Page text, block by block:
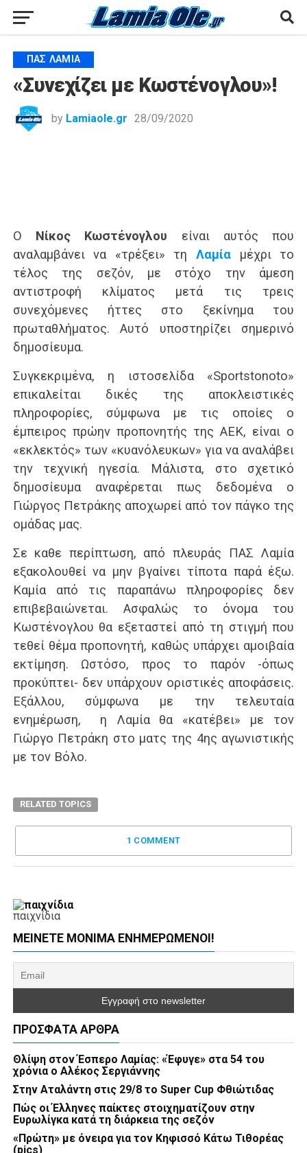
ΠΑΣ ΛΑΜΊΑ
«Συνεχίζει με Κωστένογλου»!
by Lamiaole.gr 28/09/2020
Ο Νίκος Κωστένογλου είναι αυτός που
αναλαμβάνει να «τρέξει» τηΛαμία μέχρι το
τέλος της σεζόν, με στόχο την άμεση
αντιστροφή κλίματος μετά τις τρεις
συνεχόμενες ήττες στο ξεκίνημα του
πρωταθλήματος. Αυτό υποστηρίζει σημερινό
δημοσίευμα.
Συγκεκριμένα, η ιστοσελίδα «Sportstonoto»
επικαλείται δικές της αποκλειστικές
πληροφορίες, σύμφωνα με τις οποίες ο
έμπειρος πρώην προπονητής της ΑΕΚ, είναι ο
«εκλεκτός» των «κυανόλευκων» για να αναλάβει
την τεχνική ηγεσία. Μάλιστα, στο σχετικό
δημοσίευμα αναφέρεται πως δεδομένα ο
Γιώργος Πετράκης αποχωρεί από τον πάγκο της
ομάδας μας.
Σε καθε περίπτωση, από πλευράς ΠΑΣ Λαμία
εξακολουθεί να μην βγαίνει τίποτα παρά έξω.
Καμία από τις παραπάνω πληροφορίες δεν
επιβεβαιώνεται. Ασφαλώς το όνομα του
Κωστένογλου θα εξεταστεί από τη στιγμή που
τεθεί θέμα προπονητή, καθώς υπάρχει αμοιβαία
εκτίμηση. Ωστόσο, προς το παρόν -όπως
προκύπτει- δεν υπάρχουν οριστικές αποφάσεις.
Εξάλλου, σύμφωνα με την τελευταία
ενημέρωση, η Λαμία θα «κατέβει» με τον
Γιώργο Πετράκη στο ματς της 4ης αγωνιστικής
με τον Βόλο.
RELATED TOPICS
1 COMMENT
παιχνίδια
ΜΕΊΝΕΤΕ ΜΌΝΙΜΑ ΕΝΗΜΕΡΏΜΕΝΟΙ!
ΠΡΌΣΦΑΤΑ ΆΡΘΡΑ
Θλίψη στον Έσπερο Λαμίας: «Έφυγε» στα 54 του
χρόνια ο Αλέκος Σεργιάννης
Στην Αταλάντη στις 29/8 το Super Cup Φθιώτιδας
Πώς οι Έλληνες παίκτες στοιχηματίζουν στην
Ευρωλίγκα κατά τη διάρκεια της σεζόν
«Πρώτη» με όνειρα για τον Κηφισσό Κάτω Τιθορέας
(pics)